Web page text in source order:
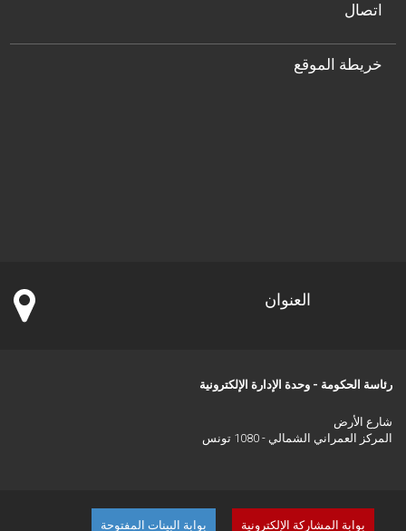
اتصال
خريطة الموقع
العنوان
رئاسة الحكومة - وحدة الإدارة الإلكترونية
شارع الأرض
المركز العمراني الشمالي - 1080 تونس
بوابة البينات المفتوحة بوابة المشاركة الإلكترونية